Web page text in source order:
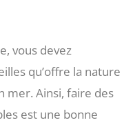
vous devez
qu’offre la nature
mer. Ainsi, faire des
est une bonne